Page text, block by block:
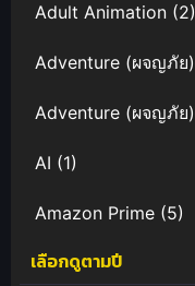
Adult Animation (2)
Adventure (ผจญภัย)
Adventure (ผจญภัย)
AI (1)
Amazon Prime (5)
Anal (ประตูหลัง)
เลือกดูตามปี